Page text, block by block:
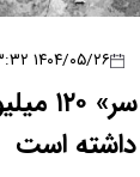
۱۴۰۴/۰۵/۲۶ ۱۴:۴۳:۳۲
کشف